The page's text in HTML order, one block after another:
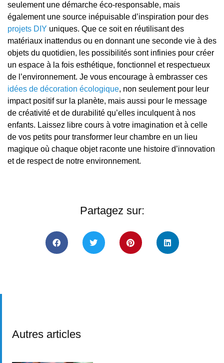
seulement une démarche éco-responsable, mais
également une source inépuisable d’inspiration pour des
projets DIY uniques. Que ce soit en réutilisant des
matériaux inattendus ou en donnant une seconde vie à des
objets du quotidien, les possibilités sont infinies pour créer
un espace à la fois esthétique, fonctionnel et respectueux
de l’environnement. Je vous encourage à embrasser ces
idées de décoration écologique, non seulement pour leur
impact positif sur la planète, mais aussi pour le message
de créativité et de durabilité qu’elles inculquent à nos
enfants. Laissez libre cours à votre imagination et à celle
de vos petits pour transformer leur chambre en un lieu
magique où chaque objet raconte une histoire d’innovation
et de respect de notre environnement.
Partagez sur:
Autres articles